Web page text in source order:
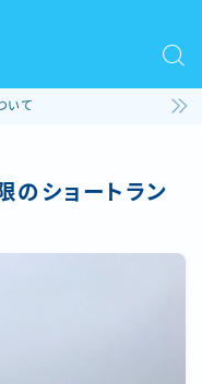
いて
のショートラン